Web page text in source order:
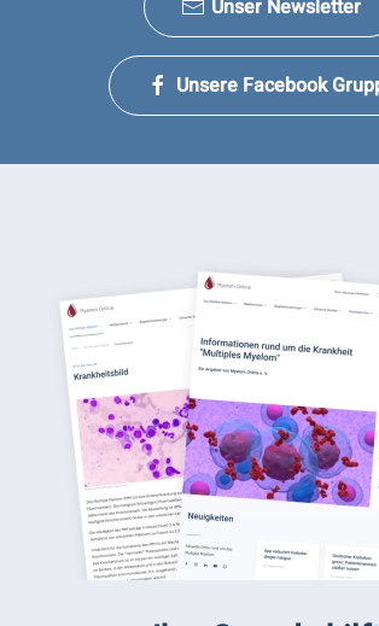
Unser Newsletter
Unsere Facebook